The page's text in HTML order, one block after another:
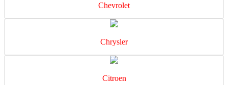
Chevrolet
Chrysler
Citroen